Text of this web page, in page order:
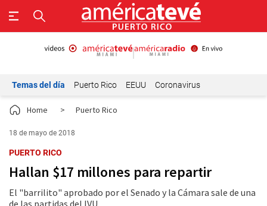
Temas del día Puerto Rico EEUU Coronavirus
Home > Puerto Rico
18 de mayo de 2018
PUERTO RICO
Hallan $17 millones para repartir
El "barrilito" aprobado por el Senado y la Cámara sale de una
de las partidas del IVU